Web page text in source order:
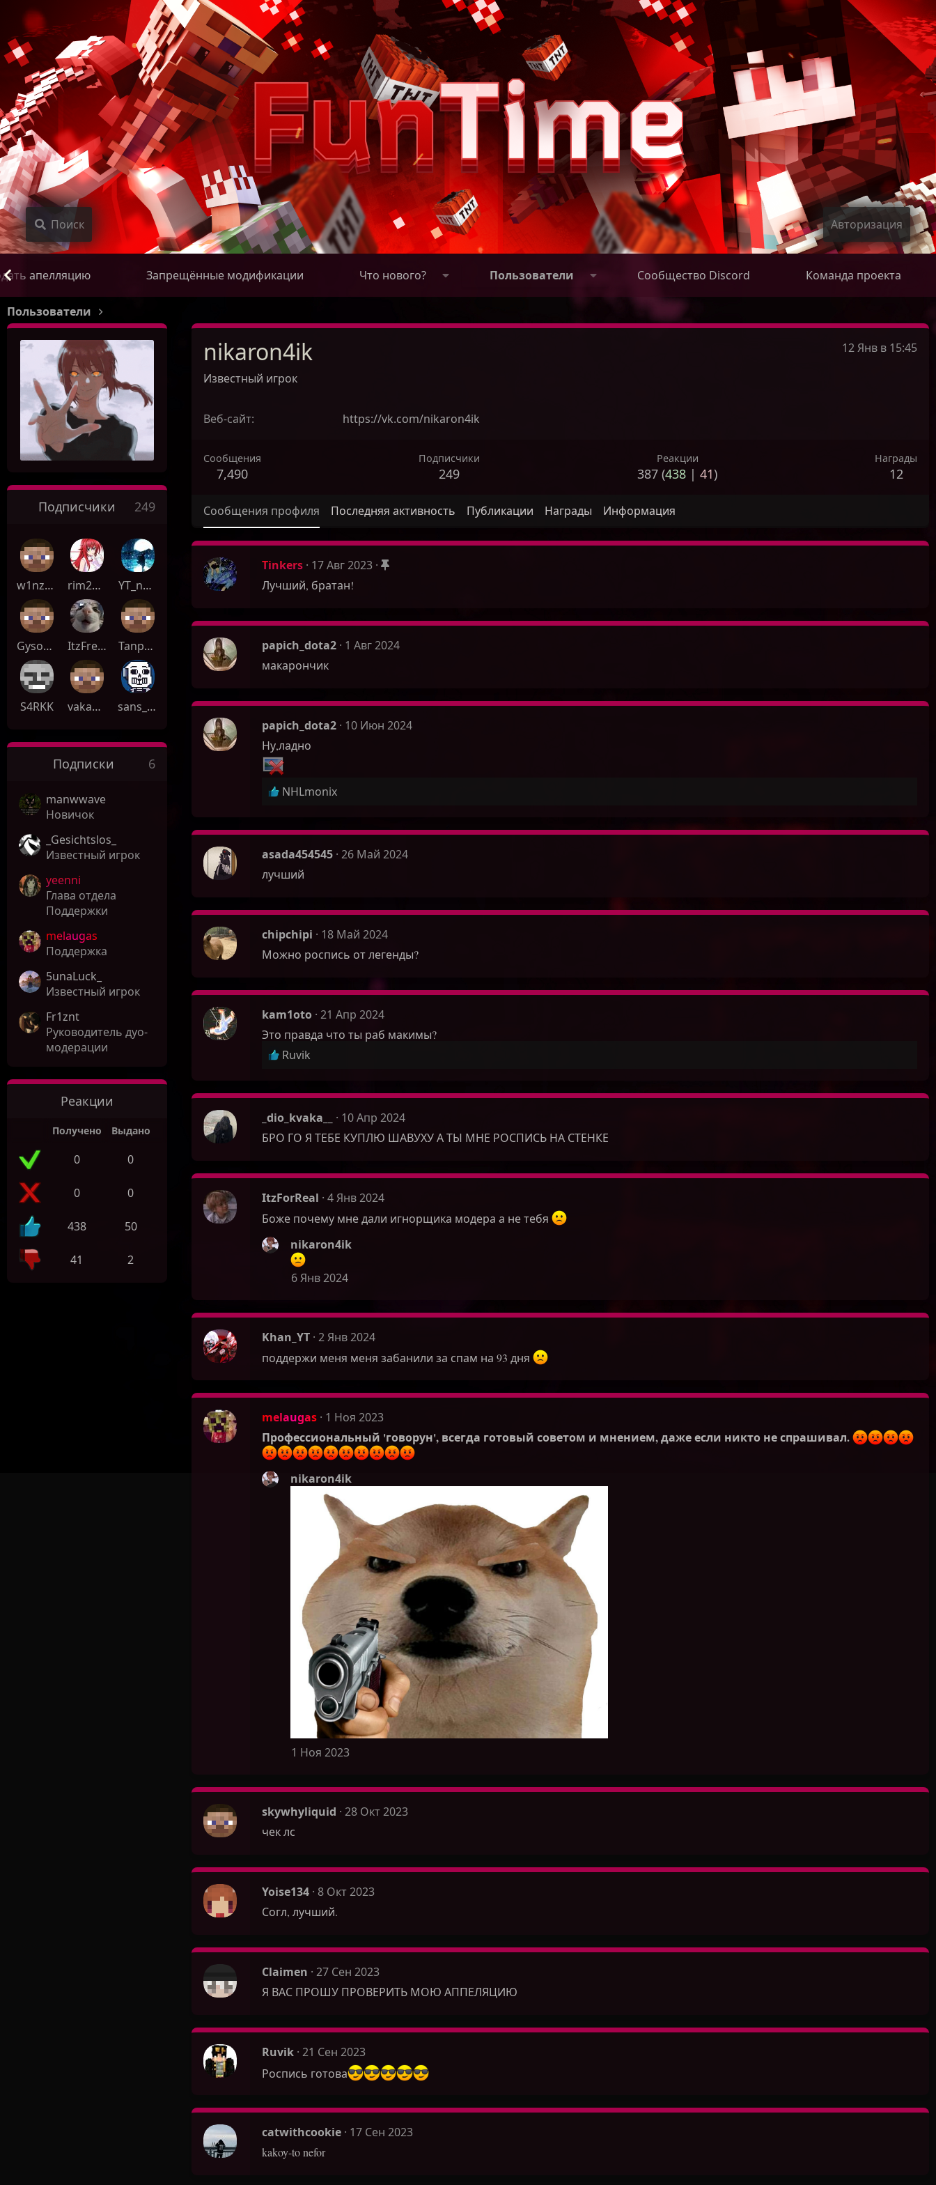
Поиск Авторизация
апелляцию Запрещённые модификации Что нового? Пользователи Сообщество Discord Команда проекта
Пользователи
Подписчики 249
w1nzyy_ua rim2299124 YT_nazar_YT
GysorHleb1 ItzFreyzen TanpopoWain
S4RKK vakableach sans_97_2
Подписки 6
manwwave
Новичок
_Gesichtslos_
Известный игрок
yeenni
Глава отдела
Поддержки
melaugas
Поддержка
5unaLuck_
Известный игрок
Fr1znt
Руководитель дуо-
модерации
Реакции
Получено Выдано
0 0
0 0
438 50
41 2
12 Янв в 15:45
nikaron4ik
Известный игрок
Веб-сайт https://vk.com/nikaron4ik
Сообщения
7,490
Подписчики
249
Реакции
387 (438 | 41)
Награды
12
Сообщения профиля Последняя активность Публикации Награды Информация
Tinkers 17 Авг 2023
Лучший, братан!
papich_dota2 1 Авг 2024
макарончик
papich_dota2 10 Июн 2024
Ну,ладно
Р
к
ц
и
NHLmonix
asada454545 26 Май 2024
лучший
chipchipi 18 Май 2024
Можно роспись от легенды?
kam1oto 21 Апр 2024
Это правда что ты раб макимы?
Р
к
ц
и
и
Ruvik
_dio_kvaka__ 10 Апр 2024
БРО ГО Я ТЕБЕ КУПЛЮ ШАВУХУ А ТЫ МНЕ РОСПИСЬ НА СТЕНКЕ
ItzForReal 4 Янв 2024
Боже почему мне дали игнорщика модера а не тебя
nikaron4ik
6 Янв 2024
Khan_YT 2 Янв 2024
поддержи меня меня забанили за спам на 93 дня
melaugas 1 Ноя 2023
Профессиональный 'говорун', всегда готовый советом и мнением, даже если никто не спрашивал.
nikaron4ik
1 Ноя 2023
skywhyliquid 28 Окт 2023
чек лс
Yoise134 8 Окт 2023
Согл, лучший.
Claimen 27 Сен 2023
Я ВАС ПРОШУ ПРОВЕРИТЬ МОЮ АППЕЛЯЦИЮ
Ruvik 21 Сен 2023
Роспись готова
catwithcookie 17 Сен 2023
kakoy-to nefor